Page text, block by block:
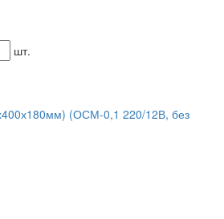
шт.
(ОСМ-0,1 220/12В, без